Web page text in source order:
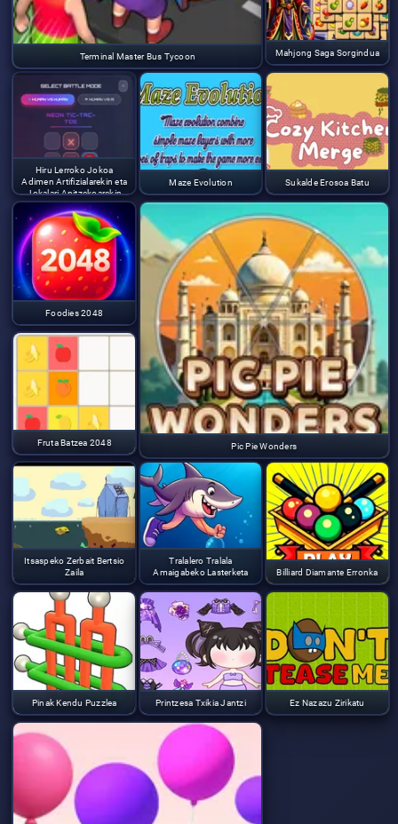
Terminal Master Bus Tycoon Mahjong Saga Sorgindua
Hiru Lerroko Jokoa
Adimen Artifizialarekin eta
Jokalari Anitzekoarekin
Maze Evolution Sukalde Erosoa Batu
Foodies 2048
Pic Pie Wonders
Fruta Batzea 2048
Itsaspeko Zerbait Bertsio
Zaila
Tralalero Tralala
Amaigabeko Lasterketa
Billiard Diamante Erronka
Pinak Kendu Puzzlea Printzesa Txikia Jantzi Ez Nazazu Zirikatu